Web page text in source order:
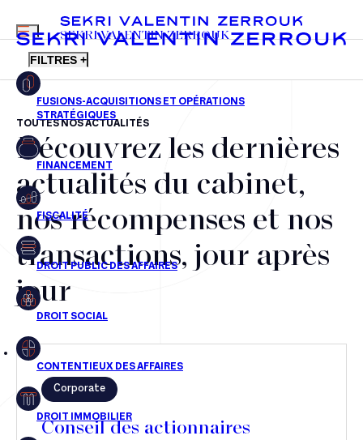
FR EN
MENU
SEKRI VALENTIN ZERROUK
FILTRES +
Fusions-acquisitions et opérations stratégiques
Financement
Fiscalité
Droit public des affaires
Droit social
Droit immobilier
Restructuring
TOUTES NOS ACTUALITÉS
Découvrez les dernières
actualités du cabinet,
nos récompenses et nos
transactions, jour après
jour
Corporate
Conseil des actionnaires